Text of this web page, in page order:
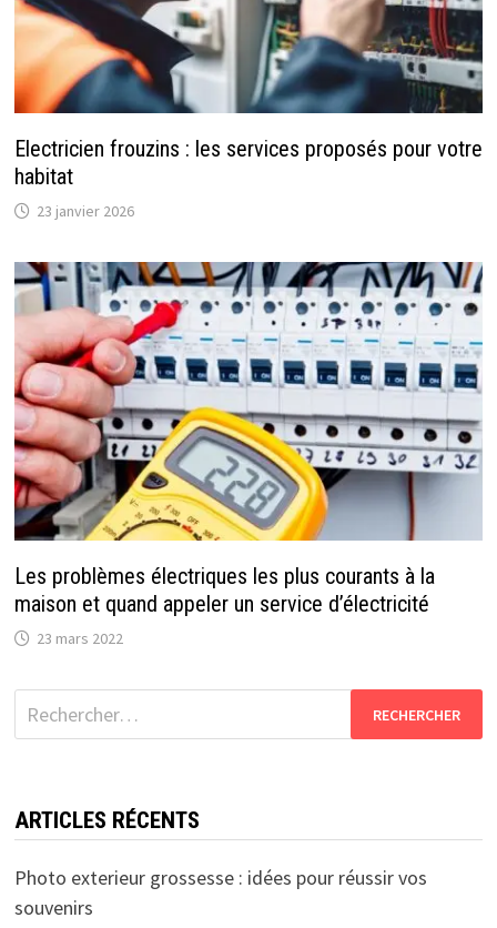
Electricien frouzins : les services proposés pour votre
habitat
23 janvier 2026
Les problèmes électriques les plus courants à la
maison et quand appeler un service d’électricité
23 mars 2022
Rechercher :
ARTICLES RÉCENTS
Photo exterieur grossesse : idées pour réussir vos
souvenirs